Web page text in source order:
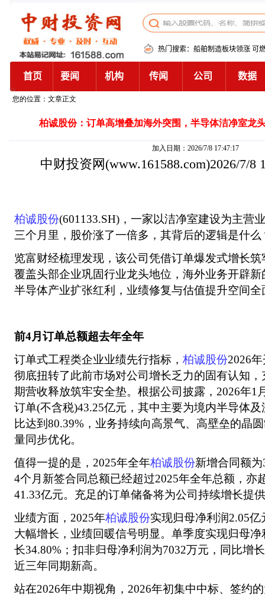
您的位置：文章正文
柏诚股份：订单高增叠加海外突围，半导体洁净室龙
加入日期：2026/7/8 17:47:17
中财投资网 (www.161588.com)2026/7/8
柏诚股份(601133.SH)，一家以洁净室建设为主营
三个月里，股价涨了一倍多，其背后的逻辑是什么
览富财经梳理发现，该公司凭借订单爆发式增长
覆盖头部企业巩固行业龙头地位，海外业务开辟
半导体产业扩张红利，业绩修复与估值提升空间全
前4月订单总额超去年全年
订单式工程类企业业绩先行指标， 柏诚股份2026
彻底扭转了此前市场对公司增长乏力的固有认知
期营收释放筑牢安全垫。根据公司披露，2026年1
订单(不含税)43.25亿元，其中主要为境内半导体
比达到80.39%，业务持续向高景气、高壁垒的晶
量同步优化。
值得一提的是，2025年全年柏诚股份新增合同额
4个月新签合同总额已经超过2025年全年总额，亦
41.33亿元。充足的订单储备将为公司持续增长提
业绩方面，2025年柏诚股份实现归母净利润2.05
大幅增长，业绩回暖信号明显。单季度实现归母
长34.80%；扣非归母净利润为7032万元，同比增
近三年同期新高。
站在2026年中期视角，2026年初集中中标、签约